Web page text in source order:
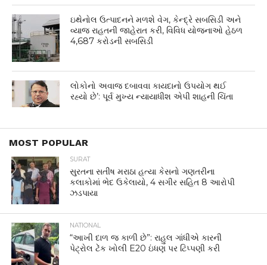
ઇથેનોલ ઉત્પાદનને મળશે વેગ, કેન્દ્રે સબસિડી અને
વ્યાજ રાહતની જાહેરાત કરી, વિવિધ યોજનાઓ હેઠળ
4,687 કરોડની સબસિડી
લોકોનો અવાજ દબાવવા કાયદાનો ઉપયોગ થઈ
રહ્યો છે’: પૂર્વ મુખ્ય ન્યાયાધીશ એપી શાહની ચિંતા
MOST POPULAR
SURAT
સુરતના સતીષ મરાઠા હત્યા કેસનો ગણતરીના
કલાકોમાં ભેદ ઉકેલાયો, 4 સગીર સહિત 8 આરોપી
ઝડપાયા
NATIONAL
“આખી દાળ જ કાળી છે”: રાહુલ ગાંધીએ કારની
પેટ્રોલ ટેંક ખોલી E20 ઇંધણ પર ટિપ્પણી કરી